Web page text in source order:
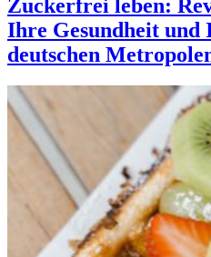
Zuckerfrei leben:
Ihre Gesundheit
deutschen